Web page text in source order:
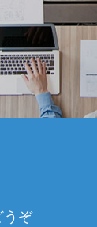
うぞ